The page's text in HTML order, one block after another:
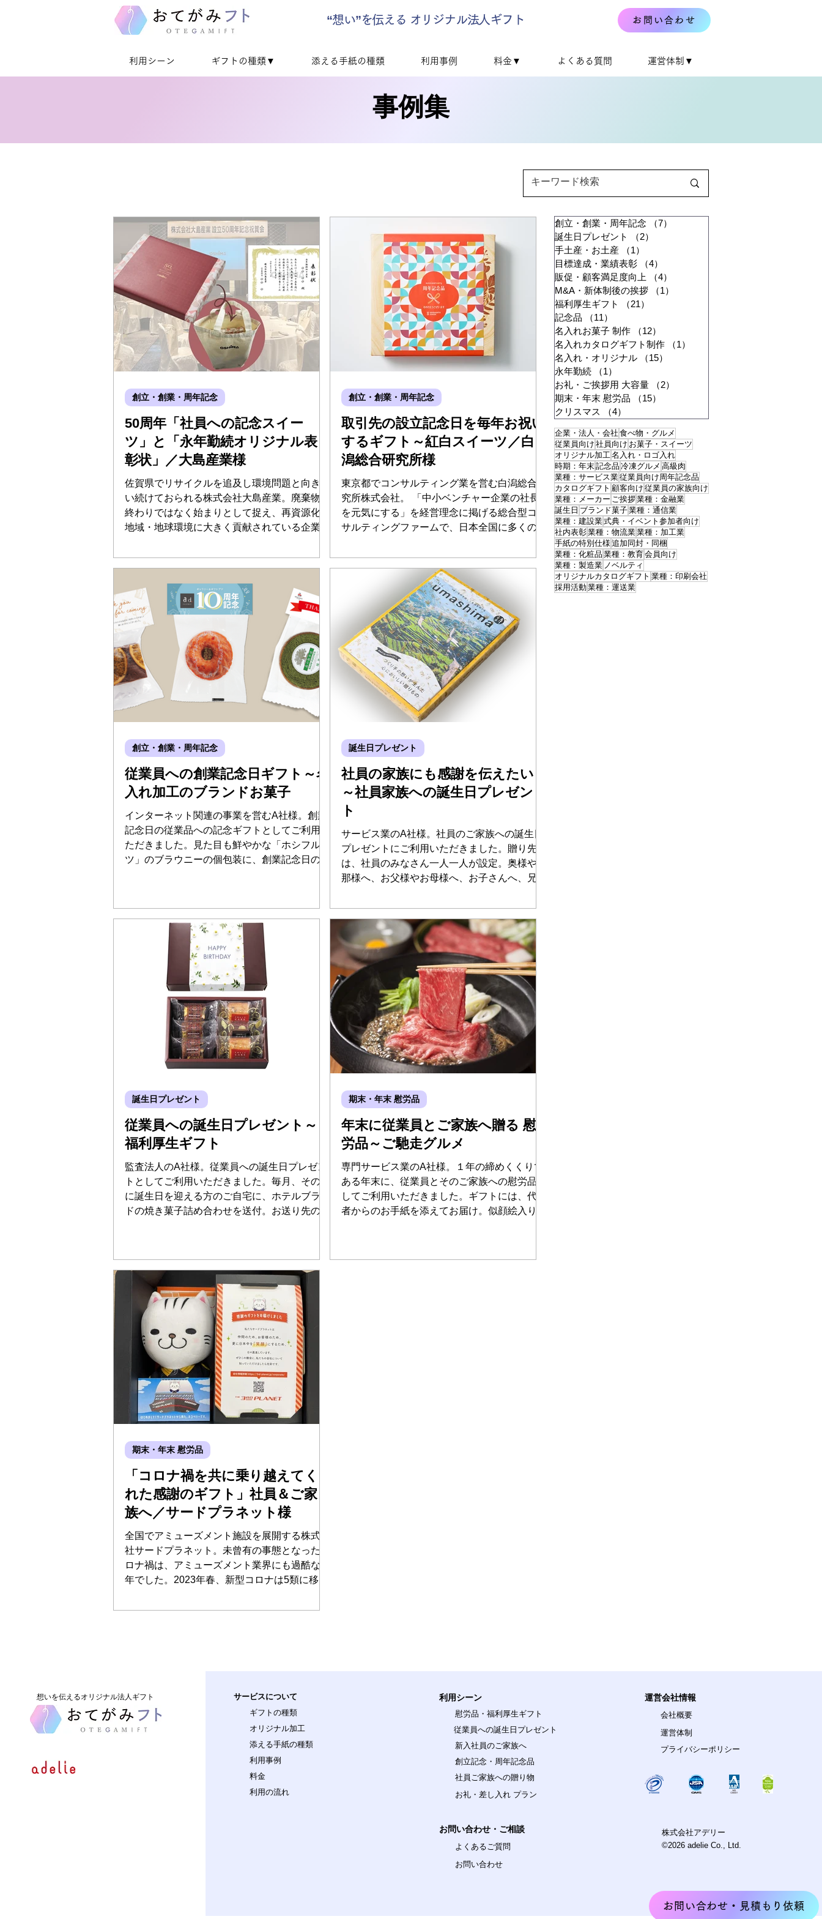
“想い”を伝える オリジナル法人ギフト お問い合わせ
利用シーン ギフトの種類▼ 添える手紙の種類 利用事例 料金▼ よくある質問 運営体制▼
事例集
50周年「社員への記念スイー
ツ」と「永年勤続オリジナル表
彰状」／大島産業様
佐賀県でリサイクルを追及し環境問題と向き合
い続けておられる株式会社大島産業。廃棄物を
終わりではなく始まりとして捉え、再資源化で
地域・地球環境に大きく貢献されている企業で
のみなさんにお渡しするスイーツや、永年勤続
の表彰状制作をご用命をいただきました。ご利
用の背景や感想について、総務部の方に伺いま
した。
創立・創業・周年記念
取引先の設立記念日を毎年お祝い
するギフト～紅白スイーツ／白
潟総合研究所様
東京都でコンサルティング業を営む白潟総合研
究所株式会社。 「中小ベンチャー企業の社長
を元気にする」を経営理念に掲げる総合型コン
サルティングファームで、日本全国に多くのお
合研究所株式会社が、お取引先企業それぞれの
設立記念日に合わせて送るギフトの商品企画～
運用をご用命いただきました。 ご利用の背景
や感想について、総務担当の田代様に伺いまし
創立・創業・周年記念
従業員への創業記念日ギフト～名
入れ加工のブランドお菓子
インターネット関連の事業を営むA社様。創業
記念日の従業品への記念ギフトとしてご利用い
ただきました。見た目も鮮やかな「ホシフルー
ツ」のブラウニーの個包装に、創業記念日のオ
創立・創業・周年記念
社員の家族にも感謝を伝えたい
～社員家族への誕生日プレゼン
ト
サービス業のA社様。社員のご家族への誕生日
プレゼントにご利用いただきました。贈り先
は、社員のみなさん一人一人が設定。奥様や旦
那様へ、お父様やお母様へ、お子さんへ、兄弟
方にとって大切な存在である方を設定される場
合もありま
誕生日プレゼント
従業員への誕生日プレゼント～
福利厚生ギフト
監査法人のA社様。従業員への誕生日プレゼン
トとしてご利用いただきました。毎月、その月
に誕生日を迎える方のご自宅に、ホテルブラン
ドの焼き菓子詰め合わせを送付。お送り先の従
誕生日プレゼント
年末に従業員とご家族へ贈る 慰
労品～ご馳走グルメ
専門サービス業のA社様。１年の締めくくりで
ある年末に、従業員とそのご家族への慰労品と
してご利用いただきました。ギフトには、代表
者からのお手紙を添えてお届け。似顔絵入りの
期末・年末 慰労品
「コロナ禍を共に乗り越えてく
れた感謝のギフト」社員＆ご家
族へ／サードプラネット様
全国でアミューズメント施設を展開する株式会
社サードプラネット。未曾有の事態となったコ
ロナ禍は、アミューズメント業界にも過酷な3
年でした。2023年春、新型コロナは5類に移行
いと、弊社のサービスをご利用いただきま
期末・年末 慰労品
創立・創業・周年記念 （7）
誕生日プレゼント
（2）
手土産・お土産
（1）
目標達成・業績表彰
（4）
販促・顧客満足度向上
（4）
M&A・新体制後の挨拶
（1）
福利厚生ギフト
（21）
記念品
（11）
名入れお菓子 制作
（12）
名入れカタログギフト制作
（1）
名入れ・オリジナル
（15）
永年勤続
（1）
お礼・ご挨拶用 大容量
（2）
期末・年末 慰労品
（15）
クリスマス
（4）
企業・法人・会社 食べ物・グルメ
従業員向け 社員向け お菓子・スイーツ
オリジナル加工名入れ・ロゴ入れ
時期：年末記念品 冷凍グルメ 高級肉
業種：サービス業従業員向け周年記念品
カタログギフト 顧客向け 従業員の家族向け
業種：メーカー ご挨拶業種：金融業
誕生日 ブランド菓子業種：通信業
業種：建設業式典・イベント参加者向け
社内表彰業種：物流業業種：加工業
手紙の特別仕様 追加同封・同梱
業種：化粧品 業種：教育会員向け
業種：製造業 ノベルティ
オリジナルカタログギフト 業種：印刷会社
採用活動業種：運送業
お問い合わせ・見積もり依頼
​想いを伝えるオリジナル法人ギフト
サービスについて
ギフトの種類
オリジナル加工
添える手紙の種類
利用事例
料金
利用の流れ
利用シーン
慰労品・福利厚生ギフト
従業員への誕生日プレゼント
新入社員のご家族へ
創立記念・周年記念品
社員ご家族への贈り物
お礼・差し入れ プラン
お問い合わせ・ご相談
よくあるご質問
お問い合わせ
運営会社情報
会社概要
運営体制
プライバシーポリシー
株式会社アデリー
©2026 adelie Co., Ltd.